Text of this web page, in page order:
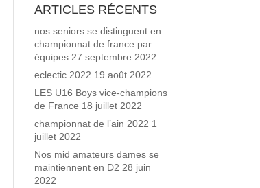
ARTICLES RÉCENTS
nos seniors se distinguent en
championnat de france par
équipes 27 septembre 2022
eclectic 2022 19 août 2022
LES U16 Boys vice-champions
de France 18 juillet 2022
championnat de l’ain 2022 1
juillet 2022
Nos mid amateurs dames se
maintiennent en D2 28 juin
2022